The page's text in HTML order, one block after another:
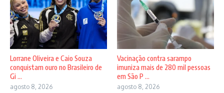
Lorrane Oliveira e Caio Souza
conquistam ouro no Brasileiro de
Gi ...
agosto 8, 2026
Vacinação contra sarampo
imuniza mais de 280 mil pessoas
em São P ...
agosto 8, 2026